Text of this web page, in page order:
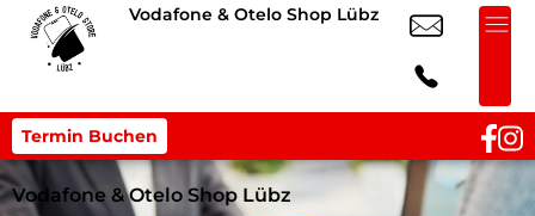
Vodafone & Otelo Shop Lübz
Termin Buchen
Vodafone & Otelo Shop Lübz